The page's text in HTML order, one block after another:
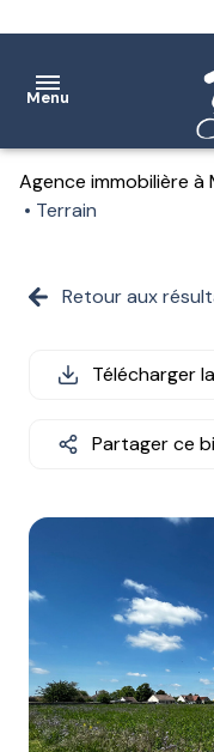
Menu
Accueil
Location
Notre
agence
Estimation
Agence immobilière
Terrain
Retour aux
Télécharger
Partager ce